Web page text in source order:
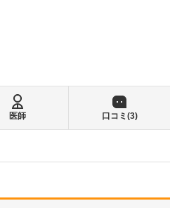
医師 口コミ(3)